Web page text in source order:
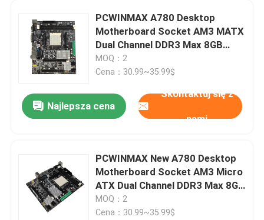
PCWINMAX A780 Desktop
Motherboard Socket AM3 MATX
Dual Channel DDR3 Max 8GB
RAM Computer Motherboard for
Office and Home Computing
MOQ：2
Cena：30.99~35.99$
Najlepsza cena
Skontaktuj się z
nami
PCWINMAX New A780 Desktop
Motherboard Socket AM3 Micro
ATX Dual Channel DDR3 Max 8GB
RAM Mainboard for Office
MOQ：2
Cena：30.99~35.99$